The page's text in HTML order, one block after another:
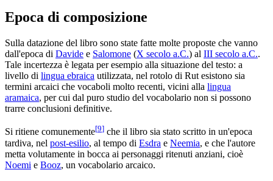
Epoca di composizione
Sulla datazione del libro sono state fatte molte proposte che vanno
dall'epoca di Davide e Salomone (X secolo a.C.) al III secolo a.C..
Tale incertezza è legata per esempio alla situazione del testo: a
livello di lingua ebraica utilizzata, nel rotolo di Rut esistono sia
termini arcaici che vocaboli molto recenti, vicini alla lingua
aramaica, per cui dal puro studio del vocabolario non si possono
trarre conclusioni definitive.
Si ritiene comunemente[9] che il libro sia stato scritto in un'epoca
tardiva, nel post-esilio, al tempo di Esdra e Neemia, e che l'autore
metta volutamente in bocca ai personaggi ritenuti anziani, cioè
Noemi e Booz, un vocabolario arcaico.